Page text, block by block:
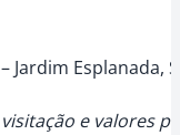
Jardim Esplanada,
e valores